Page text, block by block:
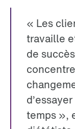
« Les
travaille
de
temps »,